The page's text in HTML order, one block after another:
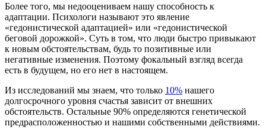
Более того, мы недооцениваем нашу способность к
адаптации. Психологи называют это явление
«гедонистической адаптацией» или «гедонистической
беговой дорожкой». Суть в том, что люди быстро привыкают
к новым обстоятельствам, будь то позитивные или
негативные изменения. Поэтому фокальный взгляд всегда
есть в будущем, но его нет в настоящем.
Из исследований мы знаем, что только 10% нашего
долгосрочного уровня счастья зависит от внешних
обстоятельств. Остальные 90% определяются генетической
предрасположенностью и нашими собственными действиями.